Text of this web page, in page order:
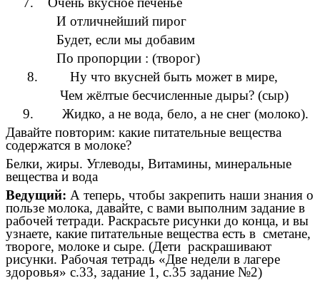
пирог
если мы добавим
пропорции : (творог)
8. Ну что вкусней быть может в мире,
жёлтые бесчисленные дыры? (сыр)
9. Жидко, а не вода, бело, а не снег (молоко).
Давайте повторим: какие питательные вещества
содержатся в молоке?
Белки, жиры. Углеводы, Витамины, минеральные
вещества и вода
Ведущий: А теперь, чтобы закрепить наши знания о
пользе молока, давайте, с вами выполним задание в
рабочей тетради. Раскрасьте рисунки до конца, и вы
узнаете, какие питательные вещества есть в сметане,
твороге, молоке и сыре. (Дети раскрашивают
рисунки. Рабочая тетрадь «Две недели в лагере
здоровья» с.33, задание 1, с.35 задание №2)